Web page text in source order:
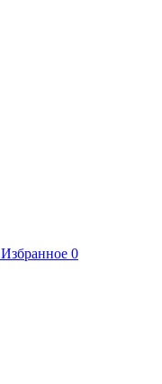
Избранное 0